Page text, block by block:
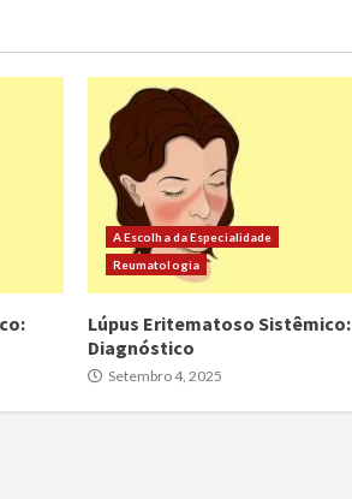
A Escolha da Especialidade
Reumatologia
Lúpus Eritematoso Sistêmico:
Diagnóstico
Setembro 4, 2025